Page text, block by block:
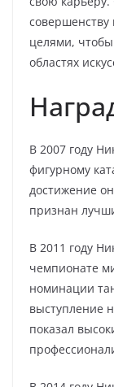
совершенству
целями,
областях
В 2007 году
фигурному
достижение
признан
В 2011 году
чемпионате
номинации
выступление
показал